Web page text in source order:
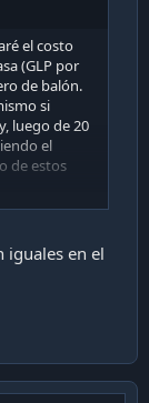
el costo
(GLP por
de balón.
si
luego de 20
el
de estos
iguales en el